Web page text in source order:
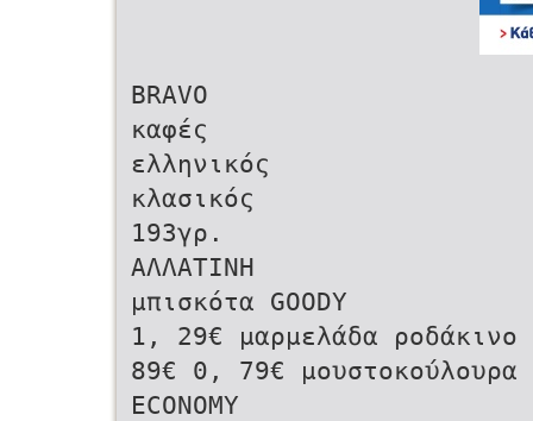
BRAVO
καφές
ελληνικός
κλασικός
193γρ.
ΑΛΛΑΤΙΝΗ
μπισκότα GOODY
1, 29€ μαρμελάδα
89€ 0, 79€ μουστοκούλουρα
ECONOMY